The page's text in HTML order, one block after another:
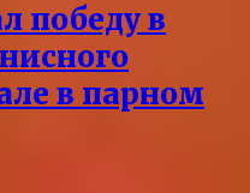
победу в
в парном